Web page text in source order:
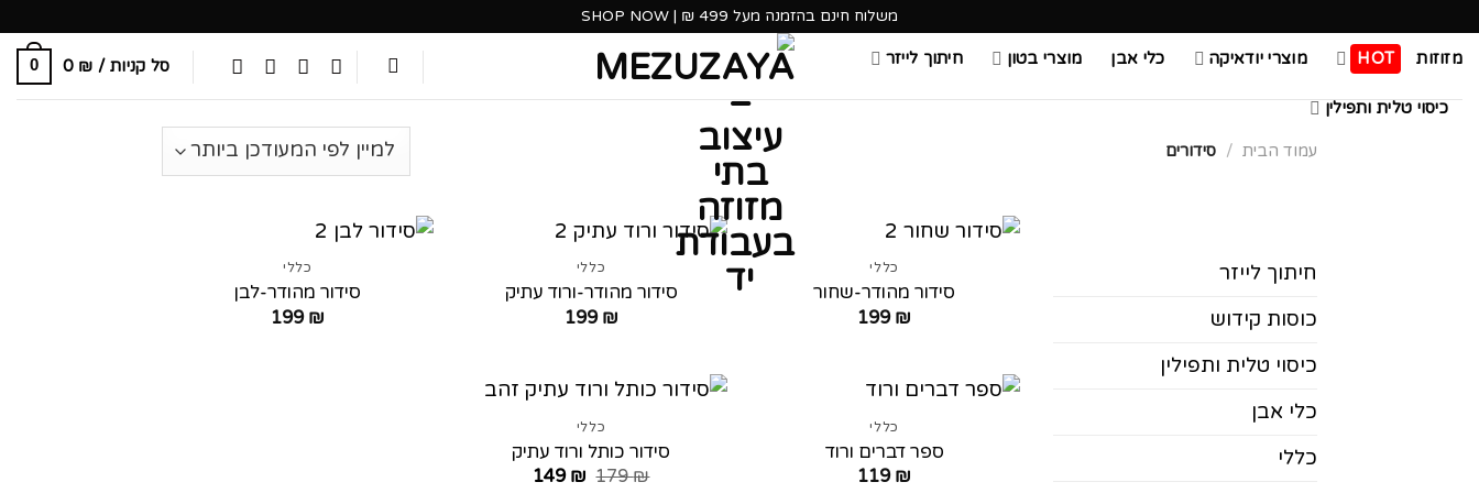
משלוח חינם בהזמנה מעל 499 ₪ | SHOP NOW
מזוזות HOT מוצרי יודאיקה כלי אבן מוצרי בטון חיתוך לייזר
כיסוי טלית ותפילין
סל קניות / 0 ₪
0
עמוד הבית / סידורים
חיתוך לייזר
כוסות קידוש
כיסוי טלית ותפילין
כלי אבן
כללי
כללי
סידור מהודר-שחור
199 ₪
כללי
סידור מהודר-ורוד עתיק
199 ₪
כללי
סידור מהודר-לבן
199 ₪
כללי
ספר דברים ורוד
119 ₪
כללי
סידור כותל ורוד עתיק
179₪
המחיר
149 ₪